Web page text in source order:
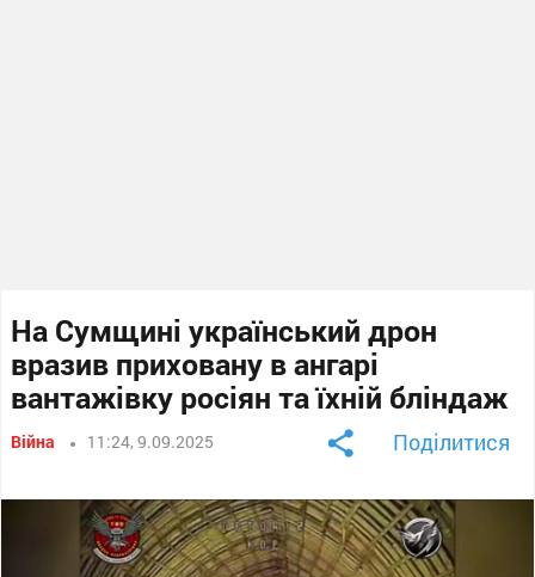
На Сумщині український дрон
вразив приховану в ангарі
вантажівку росіян та їхній бліндаж
Війна 11:24, 9.09.2025 Поділитися